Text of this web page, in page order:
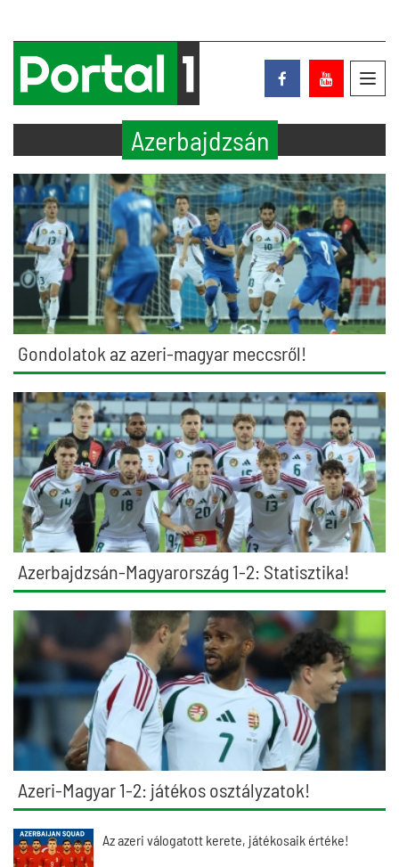
Azerbajdzsán
Gondolatok az azeri-magyar meccsről!
Azerbajdzsán-Magyarország 1-2: Statisztika!
Azeri-Magyar 1-2: játékos osztályzatok!
Az azeri válogatott kerete, játékosaik értéke!